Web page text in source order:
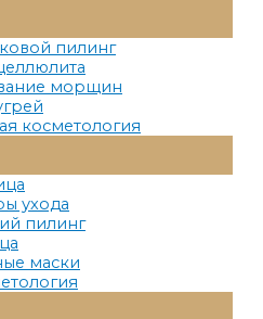
Меню
пилинг
морщин
косметология
Меню
ухода
пилинг
маски